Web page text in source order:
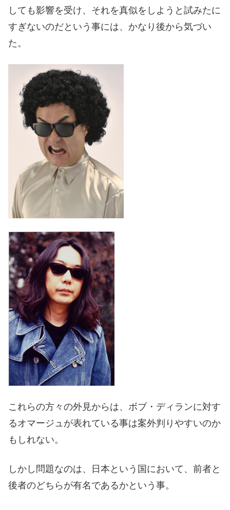
しても影響を受け、それを真似をしようと試みたに
すぎないのだという事には、かなり後から気づい
た。
これらの方々の外見からは、ボブ・ディランに対す
るオマージュが表れている事は案外判りやすいのか
もしれない。
しかし問題なのは、日本という国において、前者と
後者のどちらが有名であるかという事。